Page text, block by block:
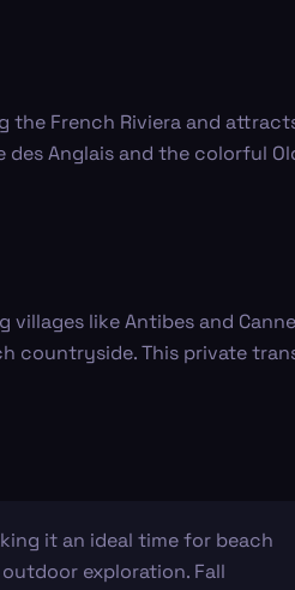
the French Riviera and
Anglais and the colorful
like Antibes and
countryside. This private
it an ideal time for beach
exploration. Fall